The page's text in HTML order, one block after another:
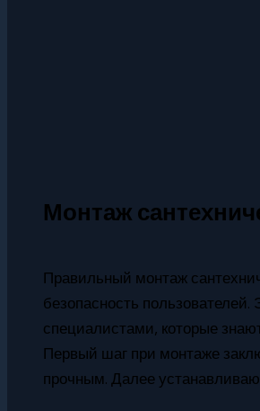
Монтаж
Правильный монтаж
безопасность
специалистами, которые
Первый шаг при монтаже
прочным. Далее